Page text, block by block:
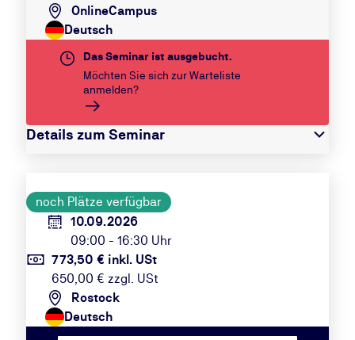
OnlineCampus
Deutsch
Details zum Seminar
Das Seminar ist ausgebucht.
Möchten Sie sich zur Warteliste
anmelden?
noch Plätze verfügbar
10.09.2026
09:00 - 16:30 Uhr
773,50 € inkl. USt
650,00 € zzgl. USt
Rostock
Deutsch